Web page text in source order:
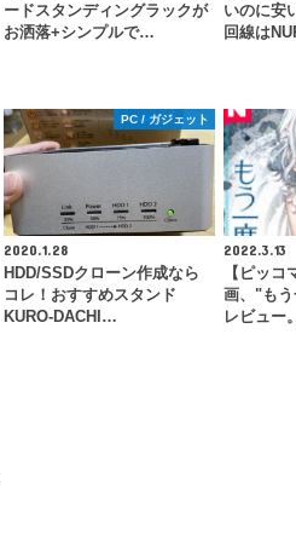
ードスタンディングラックが
お洒落+シンプルで…
いのに安
回線は
PC / ガジェット
2020.1.28
HDD/SSDクローン作成なら
コレ！おすすめスタンド
KURO-DACHI…
2022.3.13
【ピッコ
画、"も
レビュー